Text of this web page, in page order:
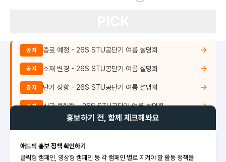
공지 종료 예정 - 26S STU공단기 여름 설명회
공지 소재 변경 - 26S STU공단기 여름 설명회
공지 단가 상향 - 26S STU공단기 여름 설명회
공지 신규 클릭형 - 26S STU공단기 여름 설명회
홍보하기 전, 함께 체크해봐요
애드픽 홍보 정책 확인하기
클릭형 캠페인, 영상형 캠페인 등 각 캠페인 별로 지켜야 할 활동 정책을